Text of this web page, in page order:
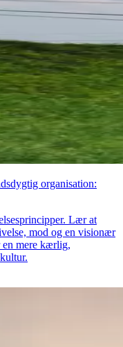
organisation:
Lær at
mod og en visionær
en mere kærlig,